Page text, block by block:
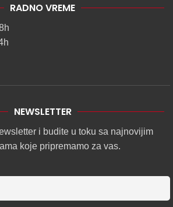
RADNO VREME
NEWSLETTER
i budite u toku sa najnovijim
koje pripremamo za vas.